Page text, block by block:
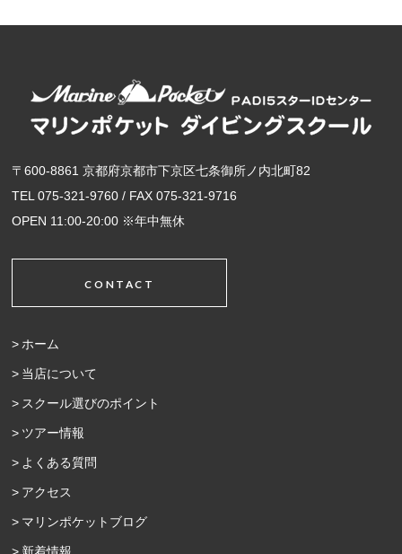
〒600-8861 京都府京都市下京区七条御所ノ内北町82
TEL 075-321-9760 / FAX 075-321-9716
OPEN 11:00-20:00 ※年中無休
CONTACT
ホーム
当店について
スクール選びのポイント
ツアー情報
よくある質問
アクセス
マリンポケットブログ
新着情報